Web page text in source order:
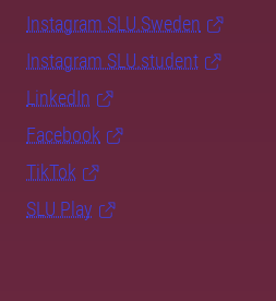
Instagram SLU.Sweden
Instagram SLU.student
LinkedIn
Facebook
TikTok
SLU Play